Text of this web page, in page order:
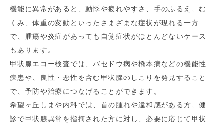
機能に異常があると、動悸や疲れやすさ、手のふるえ、む
くみ、体重の変動といったさまざまな症状が現れる一方
で、腫瘍や炎症があっても自覚症状がほとんどないケース
もあります。
甲状腺エコー検査では、バセドウ病や橋本病などの機能性
疾患や、良性・悪性を含む甲状腺のしこりを発見すること
で、予防や治療につなげることができます。
希望ヶ丘しまや内科では、首の腫れや違和感がある方、健
診で甲状腺異常を指摘された方に対し、必要に応じて甲状